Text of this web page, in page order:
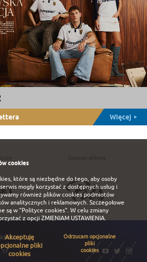
Więcej
S.A.
17
cookies
które są niezbędne do tego, aby osoby
mogły korzystać z dostępnych usług i
również plików cookies podmiotów
analitycznych i reklamowych. Szczegołowe
są w"Polityce cookies". W celu zmiany
z opcji ZMIENIAM USTAWIENIA.
Akceptuję
pliki
cookies
Odrzucam opcjonalne
pliki
cookies